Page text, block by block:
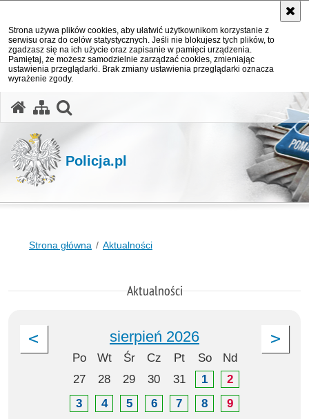
Strona używa plików cookies, aby ułatwić użytkownikom korzystanie z
serwisu oraz do celów statystycznych. Jeśli nie blokujesz tych plików, to
zgadzasz się na ich użycie oraz zapisanie w pamięci urządzenia.
Pamiętaj, że możesz samodzielnie zarządzać cookies, zmieniając
ustawienia przeglądarki. Brak zmiany ustawienia przeglądarki oznacza
wyrażenie zgody.
Policja.pl
Strona główna Aktualności
Aktualności
sierpień 2026
Po Wt Śr Cz Pt So
Nd
27
28 29 30 31 1
2
3
4 5 6 7 8
9